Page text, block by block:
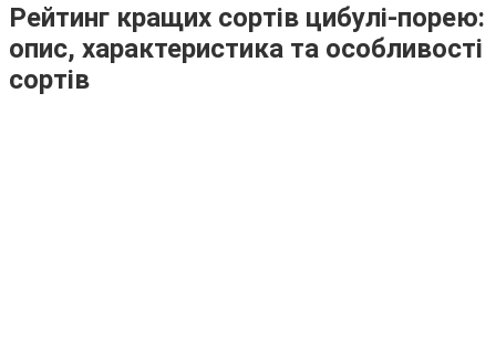
Рейтинг кращих сортів цибулі-порею:
опис, характеристика та особливості
сортів